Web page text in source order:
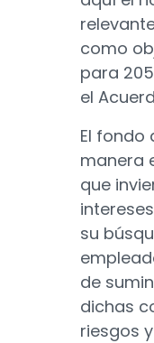
como
para
el
El fondo
manera
que
su
de
dichas
riesgos